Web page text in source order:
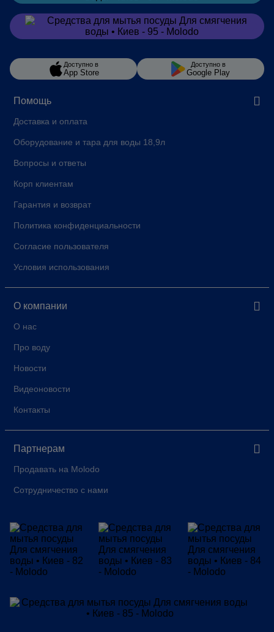
Помощь
Доставка и оплата
Оборудование и тара для воды 18,9л
Вопросы и ответы
Корп клиентам
Гарантия и возврат
Политика конфиденциальности
Согласие пользователя
Условия использования
О компании
О нас
Про воду
Новости
Видеоновости
Контакты
Партнерам
Продавать на Molodo
Сотрудничество с нами
Заказать в Viber
Доступно в
App Store
Доступно в
Google Play